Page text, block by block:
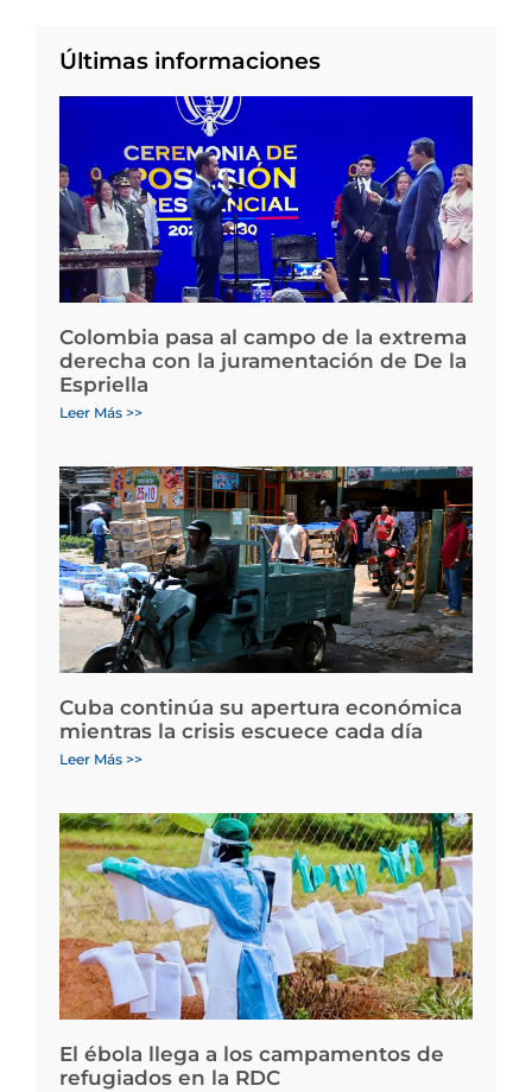
Últimas informaciones
Colombia pasa al campo de la extrema
derecha con la juramentación de De la
Espriella
Leer Más >>
Cuba continúa su apertura económica
mientras la crisis escuece cada día
Leer Más >>
El ébola llega a los campamentos de
refugiados en la RDC